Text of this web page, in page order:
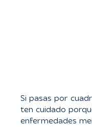
Si pasas por
ten cuidado
enfermedades